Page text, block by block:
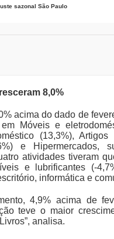
Variação mês / mês anterior com ajuste sazonal São Paulo
8,0%
acima do dado de
Móveis e
(13,3%), Artigos
e Hipermercados,
atividades tiveram
e lubrificantes (-
informática e
4,9% acima de
teve o maior
analisa.